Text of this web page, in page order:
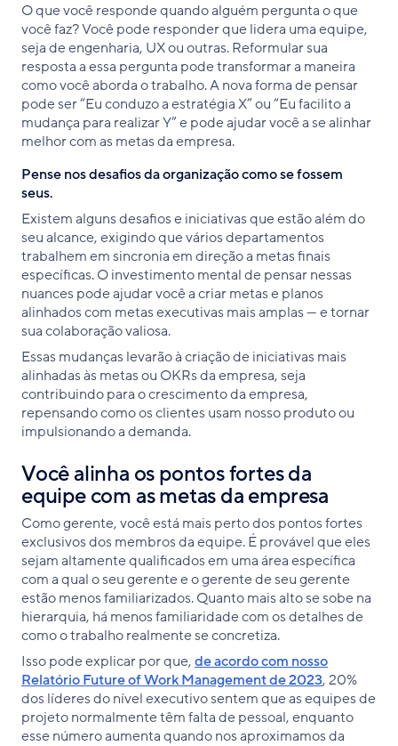
O que você responde quando alguém pergunta o que
você faz? Você pode responder que lidera uma equipe,
seja de engenharia, UX ou outras. Reformular sua
resposta a essa pergunta pode transformar a maneira
como você aborda o trabalho. A nova forma de pensar
pode ser “Eu conduzo a estratégia X” ou “Eu facilito a
mudança para realizar Y” e pode ajudar você a se alinhar
melhor com as metas da empresa.
Pense nos desafios da organização como se fossem
seus.
Existem alguns desafios e iniciativas que estão além do
seu alcance, exigindo que vários departamentos
trabalhem em sincronia em direção a metas finais
específicas. O investimento mental de pensar nessas
nuances pode ajudar você a criar metas e planos
alinhados com metas executivas mais amplas — e tornar
sua colaboração valiosa.
Essas mudanças levarão à criação de iniciativas mais
alinhadas às metas ou OKRs da empresa, seja
contribuindo para o crescimento da empresa,
repensando como os clientes usam nosso produto ou
impulsionando a demanda.
Você alinha os pontos fortes da
equipe com as metas da empresa
Como gerente, você está mais perto dos pontos fortes
exclusivos dos membros da equipe. É provável que eles
sejam altamente qualificados em uma área específica
com a qual o seu gerente e o gerente de seu gerente
estão menos familiarizados. Quanto mais alto se sobe na
hierarquia, há menos familiaridade com os detalhes de
como o trabalho realmente se concretiza.
Isso pode explicar por que,de acordo com nosso
Relatório Future of Work Management de 2023, 20%
dos líderes do nível executivo sentem que as equipes de
projeto normalmente têm falta de pessoal, enquanto
esse número aumenta quando nos aproximamos da